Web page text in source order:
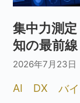
集中力測
知の最前線
2026年7月23日
AI DX バ